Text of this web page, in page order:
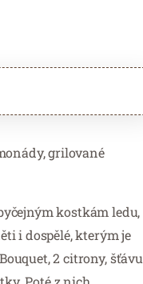
grilované
kostkám ledu,
i dospělé, kterým je
2 citrony, šťávu